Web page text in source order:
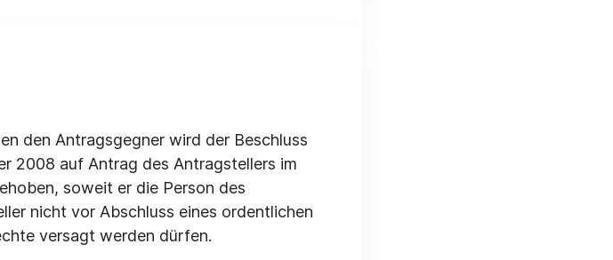
den Antragsgegner wird der Beschluss
2008 auf Antrag des Antragstellers im
soweit er die Person des
nicht vor Abschluss eines ordentlichen
versagt werden dürfen.